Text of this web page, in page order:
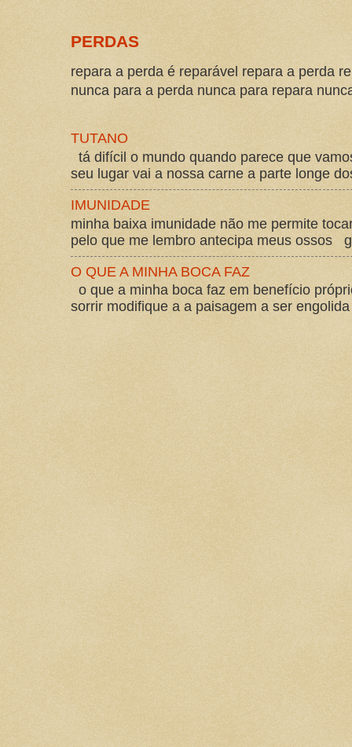
PERDAS
repara a perda é reparável repara a perda
nunca para a perda nunca para repara
TUTANO
tá difícil o mundo quando parece que
seu lugar vai a nossa carne a parte longe
IMUNIDADE
minha baixa imunidade não me permite
pelo que me lembro antecipa meus ossos
O QUE A MINHA BOCA FAZ
o que a minha boca faz em benefício
sorrir modifique a a paisagem a ser